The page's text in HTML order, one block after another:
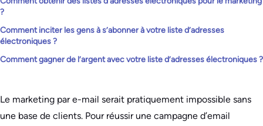
?
Comment inciter les gens à s’abonner à votre liste d’adresses
électroniques ?
Comment gagner de l’argent avec votre liste d’adresses électroniques ?
Le marketing par e-mail serait pratiquement impossible sans
une base de clients. Pour réussir une campagne d’email